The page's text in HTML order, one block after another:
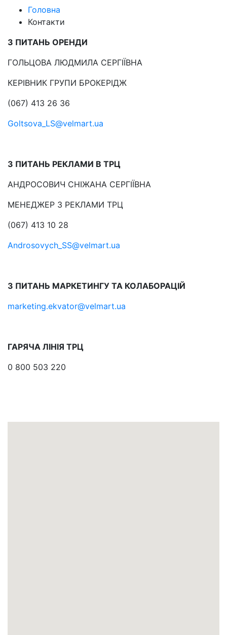
Головна
Контакти
З ПИТАНЬ ОРЕНДИ
ГОЛЬЦОВА ЛЮДМИЛА СЕРГІЇВНА
КЕРІВНИК ГРУПИ БРОКЕРІДЖ
(067) 413 26 36
Goltsova_LS@velmart.ua
З ПИТАНЬ РЕКЛАМИ В ТРЦ
АНДРОСОВИЧ СНІЖАНА СЕРГІЇВНА
МЕНЕДЖЕР З РЕКЛАМИ ТРЦ
(067) 413 10 28
Androsovych_SS@velmart.ua
З ПИТАНЬ МАРКЕТИНГУ ТА КОЛАБОРАЦІЙ
marketing.ekvator@velmart.ua
ГАРЯЧА ЛІНІЯ ТРЦ
0 800 503 220